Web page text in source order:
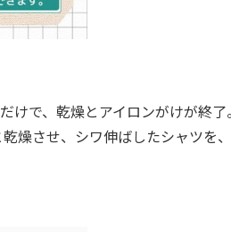
けで、乾燥とアイロンがけが終了
燥させ、シワ伸ばしたシャツを